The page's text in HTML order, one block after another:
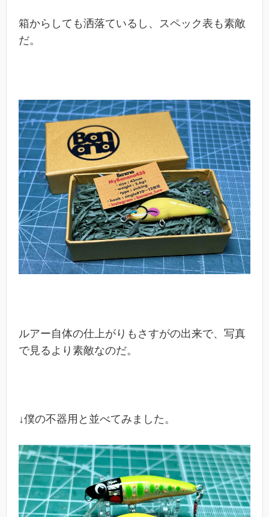
箱からしても洒落ているし、スペック表も素敵
だ。
ルアー自体の仕上がりもさすがの出来で、写真
で見るより素敵なのだ。
↓僕の不器用と並べてみました。